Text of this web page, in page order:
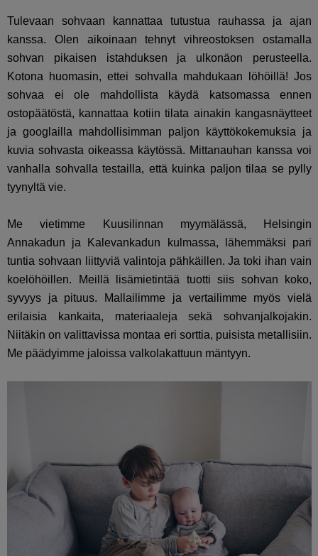
Tulevaan sohvaan kannattaa tutustua rauhassa ja ajan
kanssa. Olen aikoinaan tehnyt vihreostoksen ostamalla
sohvan pikaisen istahduksen ja ulkonäon perusteella.
Kotona huomasin, ettei sohvalla mahdukaan löhöillä! Jos
sohvaa ei ole mahdollista käydä katsomassa ennen
ostopäätöstä, kannattaa kotiin tilata ainakin kangasnäytteet
ja googlailla mahdollisimman paljon käyttökokemuksia ja
kuvia sohvasta oikeassa käytössä. Mittanauhan kanssa voi
vanhalla sohvalla testailla, että kuinka paljon tilaa se pylly
tyynyltä vie.
Me vietimme Kuusilinnan myymälässä, Helsingin
Annakadun ja Kalevankadun kulmassa, lähemmäksi pari
tuntia sohvaan liittyviä valintoja pähkäillen. Ja toki ihan vain
koelöhöillen. Meillä lisämietintää tuotti siis sohvan koko,
syvyys ja pituus. Mallailimme ja vertailimme myös vielä
erilaisia kankaita, materiaaleja sekä sohvanjalkojakin.
Niitäkin on valittavissa montaa eri sorttia, puisista metallisiin.
Me päädyimme jaloissa valkolakattuun mäntyyn.